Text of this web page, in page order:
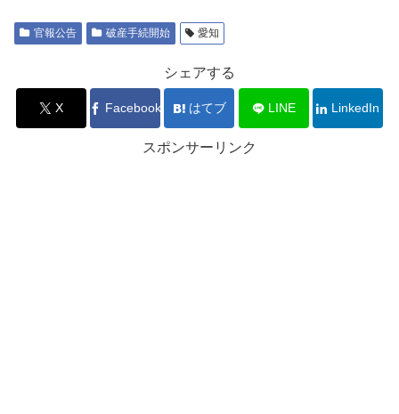
官報公告 破産手続開始 愛知
シェアする
X Facebook はてブ LINE LinkedIn
スポンサーリンク